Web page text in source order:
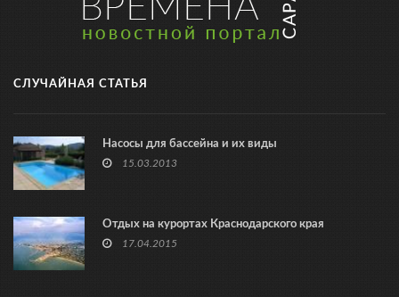
СЛУЧАЙНАЯ СТАТЬЯ
Насосы для бассейна и их виды
15.03.2013
Отдых на курортах Краснодарского края
17.04.2015